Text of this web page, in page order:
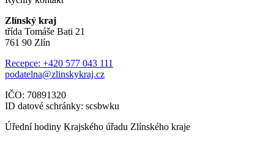
Zlínský kraj
třída Tomáše Bati 21
761 90 Zlín
Recepce: +420 577 043 111
podatelna@zlinskykraj.cz
IČO: 70891320
ID datové schránky: scsbwku
Úřední hodiny Krajského úřadu Zlínského kraje